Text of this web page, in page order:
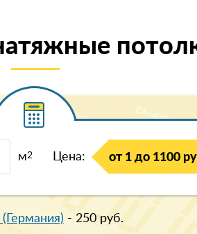
м2 Цена: от 1 до 1100
(Германия) - 250руб.